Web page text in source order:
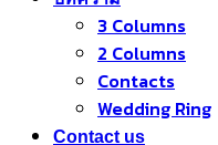
3 Columns
2 Columns
Contacts
Wedding Ring
Contact us